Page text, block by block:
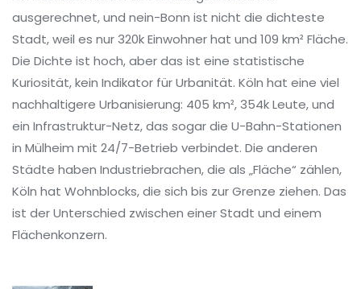
ausgerechnet, und nein-Bonn ist nicht die dichteste
Stadt, weil es nur 320k Einwohner hat und 109 km² Fläche.
Die Dichte ist hoch, aber das ist eine statistische
Kuriosität, kein Indikator für Urbanität. Köln hat eine viel
nachhaltigere Urbanisierung: 405 km², 354k Leute, und
ein Infrastruktur-Netz, das sogar die U-Bahn-Stationen
in Mülheim mit 24/7-Betrieb verbindet. Die anderen
Städte haben Industriebrachen, die als „Fläche“ zählen,
Köln hat Wohnblocks, die sich bis zur Grenze ziehen. Das
ist der Unterschied zwischen einer Stadt und einem
Flächenkonzern.